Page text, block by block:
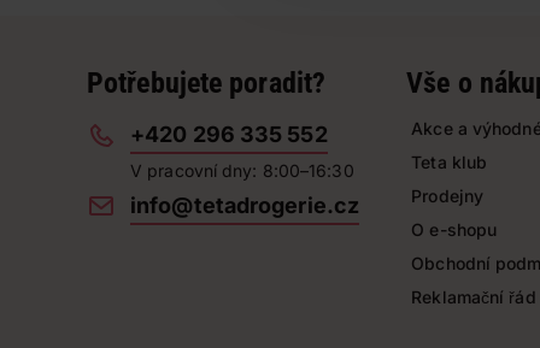
Potřebujete poradit?
+420 296 335 552
V pracovní dny: 8:00–16:30
info@tetadrogerie.cz
Vše o
Akce a
Teta klub
Prodejny
O e-shopu
Obchodní
Reklamační řád